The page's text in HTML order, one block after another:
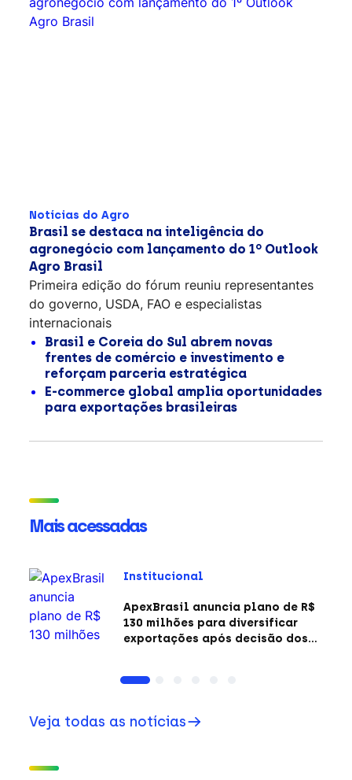
Notícias do Agro
Brasil se destaca na inteligência do
agronegócio com lançamento do 1º Outlook
Agro Brasil
Primeira edição do fórum reuniu representantes
do governo, USDA, FAO e especialistas
internacionais
Brasil e Coreia do Sul abrem novas
frentes de comércio e investimento e
reforçam parceria estratégica
E-commerce global amplia oportunidades
para exportações brasileiras
Mais acessadas
Institucional
ApexBrasil anuncia plano de R$
130 milhões para diversificar
exportações após decisão dos
Veja todas as notícias